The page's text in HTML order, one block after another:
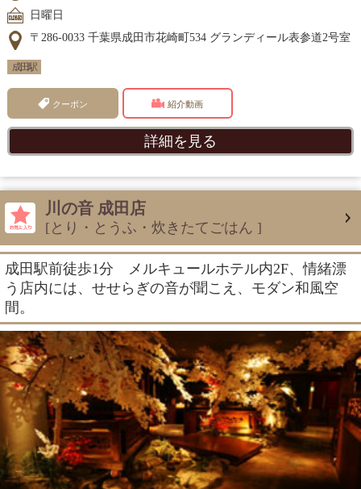
日曜日
〒286-0033 千葉県成田市花崎町534 グランディール表参道2号室
成田駅
クーポン 紹介動画
詳細を見る
川の音 成田店
[とり・とうふ・炊きたてごはん ]
成田駅前徒歩1分 メルキュールホテル内2F、情緒漂
う店内には、せせらぎの音が聞こえ、モダン和風空
間。